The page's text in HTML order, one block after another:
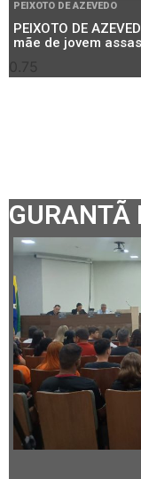
PEIXOTO DE AZEVEDO
PEIXOTO DE
mãe de jovem
GURANTÃ